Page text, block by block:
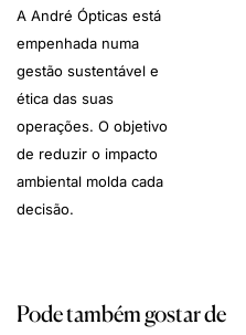
A André Ópticas está
empenhada numa
gestão sustentável e
ética das suas
operações. O objetivo
de reduzir o impacto
ambiental molda cada
decisão.
Pode também gostar de